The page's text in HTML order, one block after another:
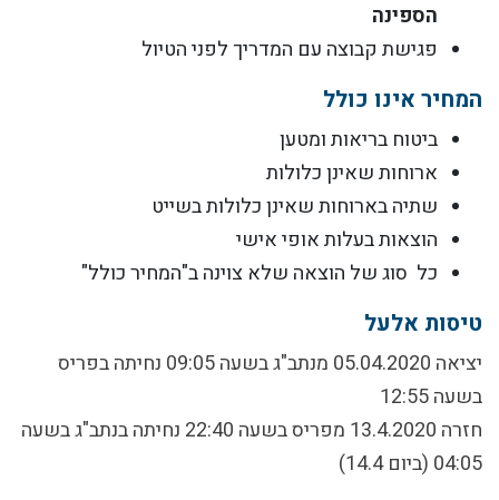
הספינה
פגישת קבוצה עם המדריך לפני הטיול
המחיר אינו כולל
ביטוח בריאות ומטען
ארוחות שאינן כלולות
שתיה בארוחות שאינן כלולות בשייט
הוצאות בעלות אופי אישי
כל סוג של הוצאה שלא צוינה ב"המחיר כולל"
טיסות אלעל
יציאה 05.04.2020 מנתב"ג בשעה 09:05 נחיתה בפריס
בשעה 12:55
חזרה 13.4.2020 מפריס בשעה 22:40 נחיתה בנתב"ג בשעה
04:05 (ביום 14.4)